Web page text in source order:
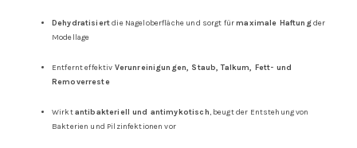
Dehydratisiertdie Nageloberfläche und sorgt fürmaximale Haftungder
Modellage
Entfernt effektiv Verunreinigungen, Staub, Talkum, Fett- und
Removerreste
Wirktantibakteriell und antimykotisch, beugt der Entstehung von
Bakterien und Pilzinfektionen vor